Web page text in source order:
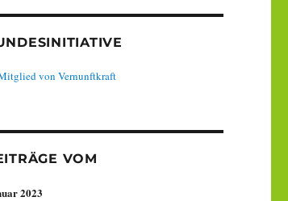
VOM
2023